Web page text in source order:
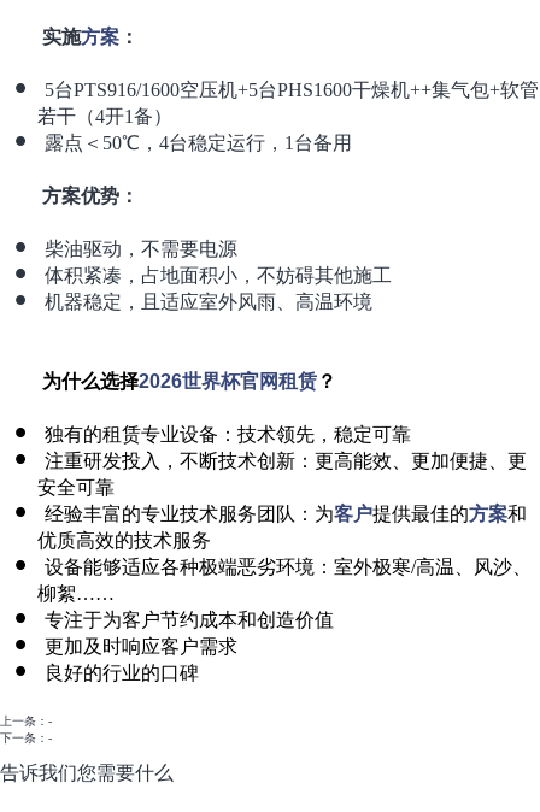
实施方案 ：
5台PTS916/1600空压机+5台PHS1600干燥机++集气包+软管
若干（4开1备）
露点＜50℃，4台稳定运行，1台备用
方案优势：
柴油驱动，不需要电源
体积紧凑，占地面积小，不妨碍其他施工
机器稳定，且适应室外风雨、高温环境
为什么选择2026世界杯官网租赁 ？
独有的租赁专业设备：技术领先，稳定可靠
注重研发投入，不断技术创新： 更高能效、更加便捷、更
安全可靠
经验丰富的专业技术服务团队：为客户提供最佳的方案和
优质高效的技术服务
设备能够适应各种极端恶劣环境：室外极寒/高温、风沙、
柳絮……
专注于为客户节约成本和创造价值
更加及时响应客户需求
良好的行业的口碑
上一条：-
下一条：-
告诉我们您需要什么